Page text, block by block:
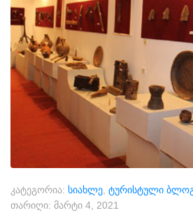
კატეგორია: სიახლე ტურისტული
თარიღი: მარტი 4, 2021